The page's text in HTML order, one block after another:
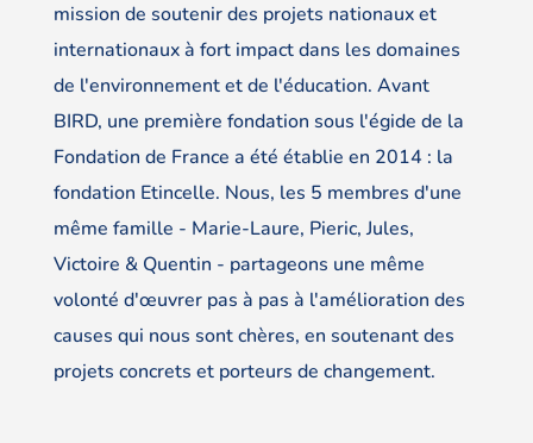
mission de soutenir des projets nationaux et
internationaux à fort impact dans les domaines
de l'environnement et de l'éducation. Avant
BIRD, une première fondation sous l'égide de la
Fondation de France a été établie en 2014 : la
fondation Etincelle. Nous, les 5 membres d'une
même famille - Marie-Laure, Pieric, Jules,
Victoire & Quentin - partageons une même
volonté d'œuvrer pas à pas à l'amélioration des
causes qui nous sont chères, en soutenant des
projets concrets et porteurs de changement.